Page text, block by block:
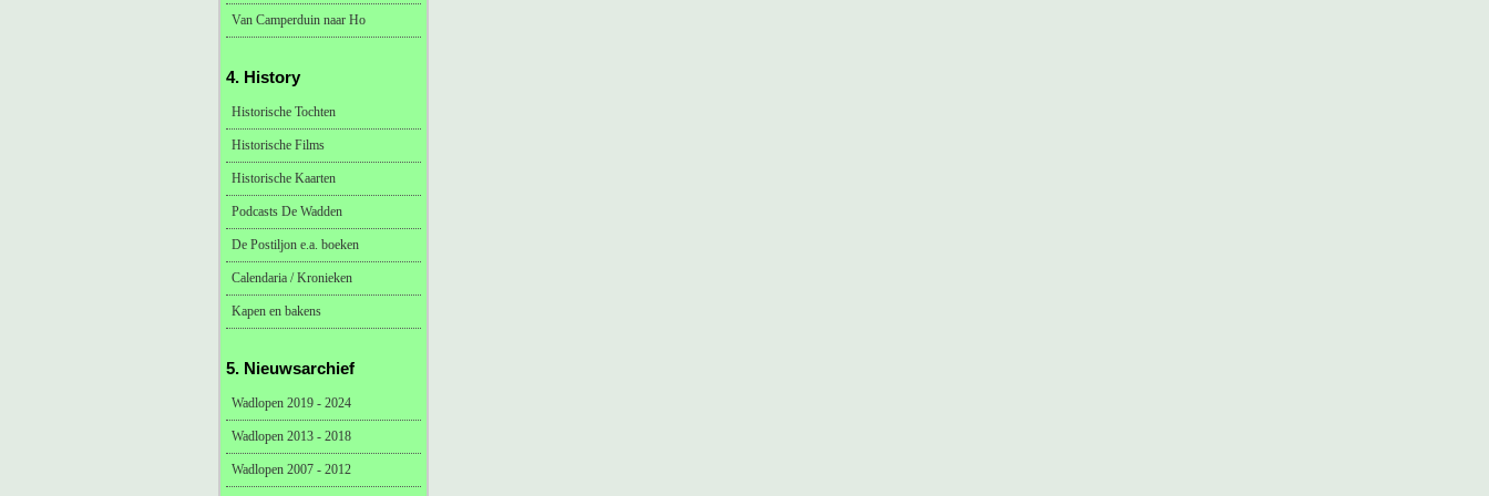
Van Camperduin naar Ho
4. History
Historische Tochten
Historische Films
Historische Kaarten
Podcasts De Wadden
De Postiljon e.a. boeken
Calendaria / Kronieken
Kapen en bakens
5. Nieuwsarchief
Wadlopen 2019 - 2024
Wadlopen 2013 - 2018
Wadlopen 2007 - 2012